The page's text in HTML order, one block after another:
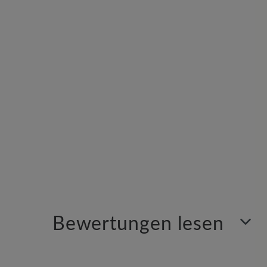
Bewertungen lesen